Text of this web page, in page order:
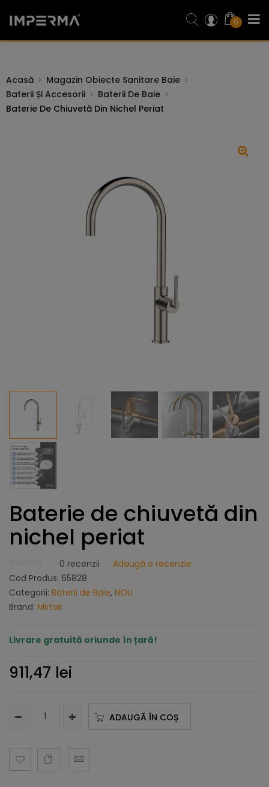
0
Acasă
Magazin Obiecte Sanitare Baie
Baterii Și Accesorii
Baterii De Baie
Baterie De Chiuvetă Din Nichel Periat
Baterie de chiuvetă din
nichel periat
0 recenzii
Adaugă o recenzie
Cod Produs: 65828
Categorii: Baterii de Baie, NOU
Brand: Mirtak
Livrare gratuită oriunde în țară!
911,47 lei
ADAUGĂ ÎN COȘ